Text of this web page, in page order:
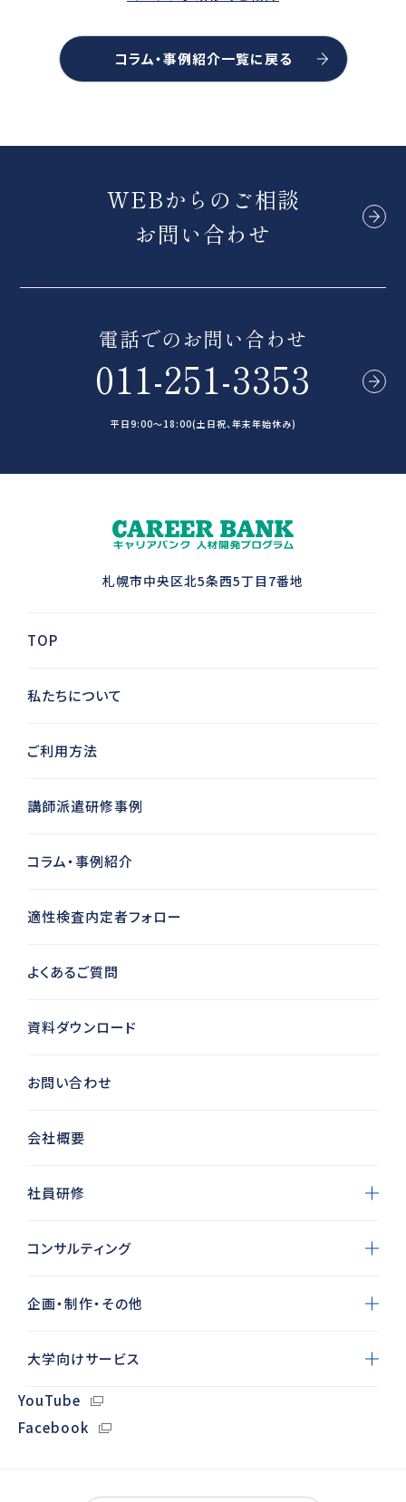
コラム・事例紹介一覧に戻る
WEBからのご相談
お問い合わせ
電話でのお問い合わせ
011-251-3353
平日9:00～18:00(土日祝、年末年始休み)
札幌市中央区北5条西5丁目7番地
TOP
私たちについて
ご利用方法
講師派遣研修事例
コラム・事例紹介
適性検査内定者フォロー
よくあるご質問
資料ダウンロード
お問い合わせ
会社概要
社員研修
コンサルティング
企画・制作・その他
大学向けサービス
YouTube
Facebook